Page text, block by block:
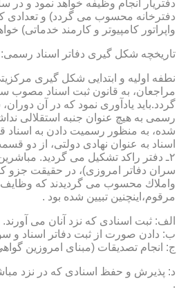
دفتریار انجام وظیفه خواهد نمود و در
دفترخانه محسوب می گردد) و تعدادی
واپراتور كامپیوتر و كارمند خدماتی)
تاریخچه شكل گیری دفاتر اسناد رسمی:
نطفه اولیه و ابتدایی شكل گیری
گردد.باید یادآوری نمود كه در آن
رسمی به هیچ عنوان جنبه استقلالی
شده، به منظور رسمیت دادن به اسناد
۲ـ دفتر راكد تشكیل می گردید.
سران دفاتر امروزی)، در حقیقت جزو
مرقوم،اینچنین تبیین شده بود .
الف: ثبت اسنادی كه نزد آنان می آورند.
ب: دادن صورت از ثبت دفاتر اسناد و
ج: انجام تصدیقات (مبنای امروزین
د: پذیرش و حفظ اسنادی كه در نزد
.